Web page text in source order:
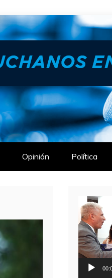
Opinión Política
de
video